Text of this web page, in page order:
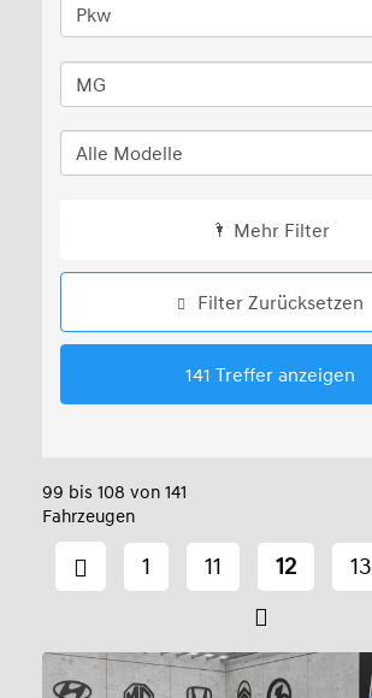
Mehr Filter
Filter Zurücksetzen
99 bis 108 von 141
Fahrzeugen
1 11 12 13